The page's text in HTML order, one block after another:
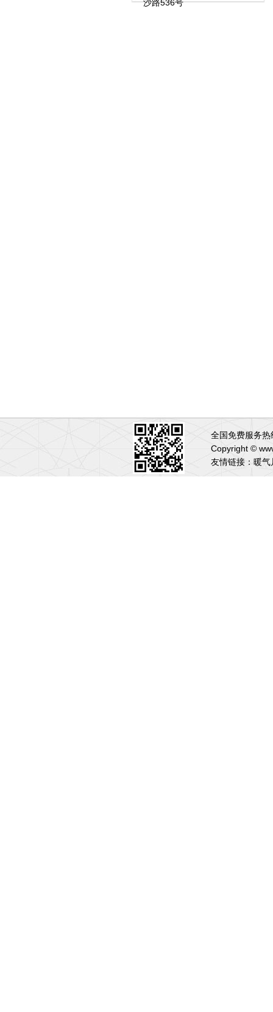
沙路536号
全国免费服务
Copyright ©
友情链接： 暖气